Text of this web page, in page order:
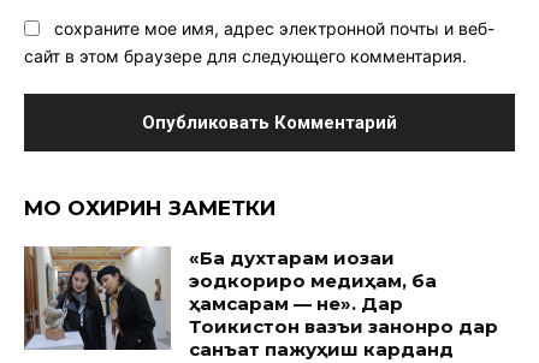
сохраните мое имя, адрес электронной почты и веб-
сайт в этом браузере для следующего комментария.
МО ОХИРИН ЗАМЕТКИ
«Ба духтарам иҷозаи
эҷодкориро медиҳам, ба
ҳамсарам — не». Дар
Тоҷикистон вазъи занонро дар
санъат пажуҳиш карданд